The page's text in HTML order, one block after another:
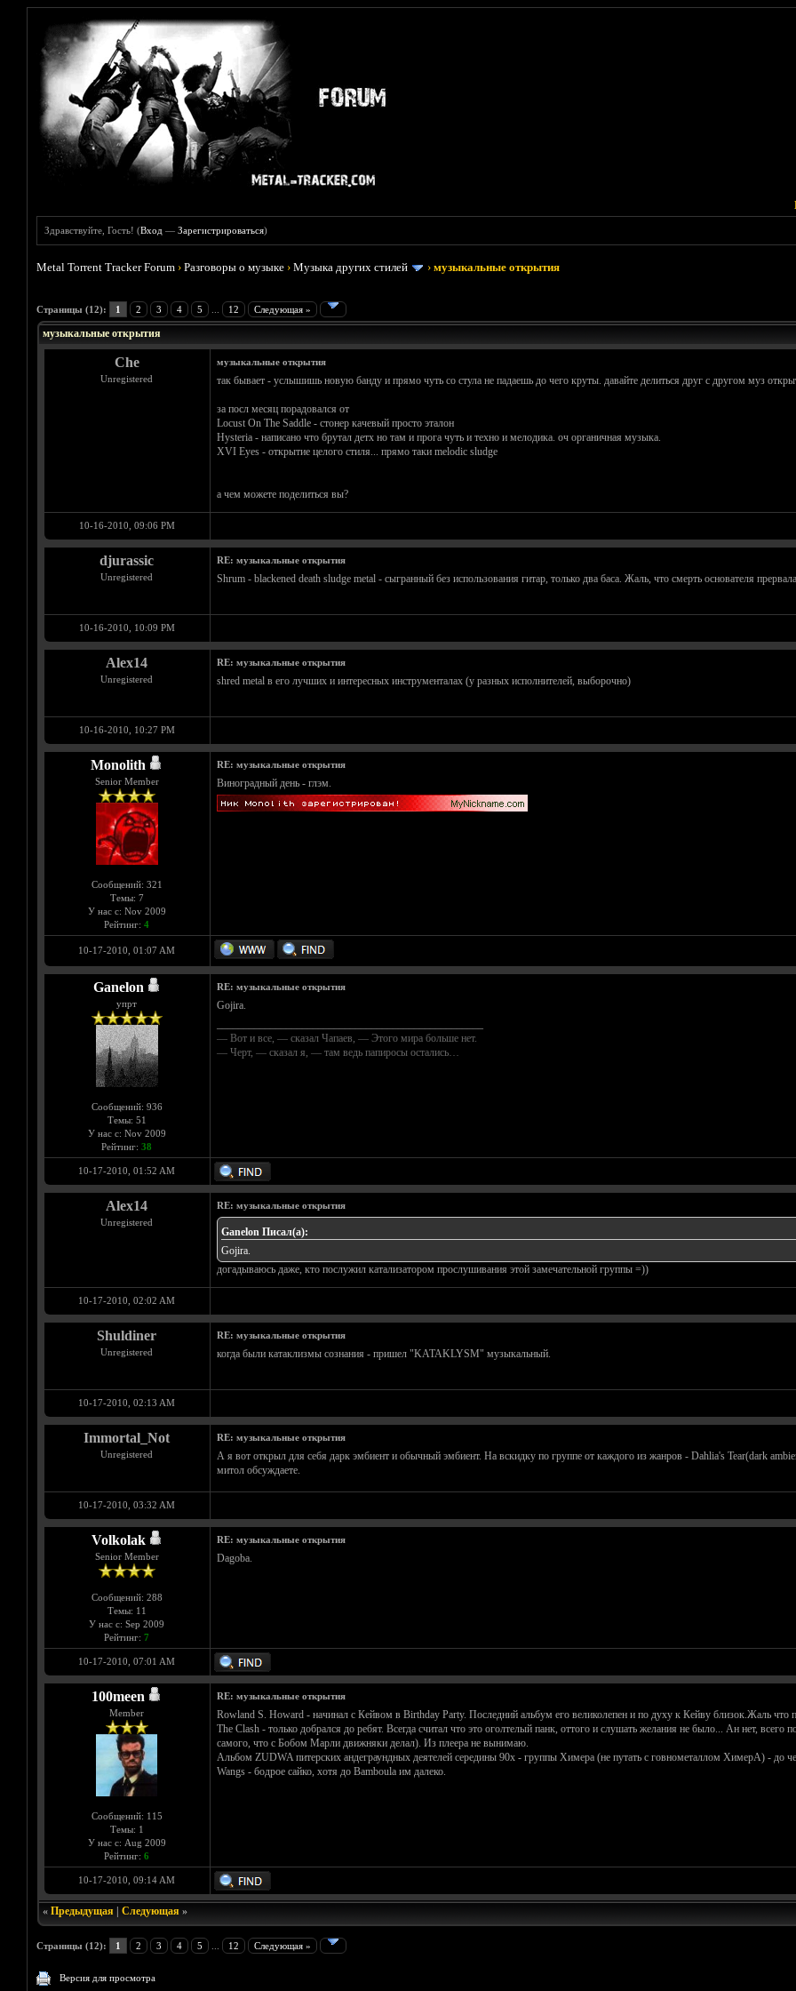
Здравствуйте, Гость! (Вход —Зарегистрироваться)
Metal Torrent Tracker Forum ›Разговоры о музыке ›Музыка других стилей ›музыкальные открытия
Страницы (12): 1 2 3 4 5 12 Следующая »
Голосов: 2 - Средняя оценка: 3
1
2
3
4
5
музыкальные открытия
Che
Unregistered
музыкальные открытия
так бывает - услышишь новую банду и прямо чуть со стула не падаешь до чего круты. давайте делиться друг с другом муз
за посл месяц порадовался от
Locust On The Saddle - стонер качевый просто эталон
Hysteria - написано что брутал детх но там и прога чуть и техно и мелодика. оч органичная музыка.
XVI Eyes - открытие целого стиля... прямо таки melodic sludge
а чем можете поделиться вы?
10-16-2010, 09:06 PM
djurassic
Unregistered
RE: музыкальные открытия
Shrum - blackened death sludge metal - сыгранный без использования гитар, только два баса. Жаль, что смерть основателя
10-16-2010, 10:09 PM
Alex14
Unregistered
RE: музыкальные открытия
shred metal в его лучших и интересных инструменталах (у разных исполнителей, выборочно)
10-16-2010, 10:27 PM
Monolith
Senior Member
Сообщений: 321
Темы: 7
У нас с: Nov 2009
Рейтинг: 4
RE: музыкальные открытия
Виноградный день - глэм.
10-17-2010, 01:07 AM
Ganelon
упрт
Сообщений: 936
Темы: 51
У нас с: Nov 2009
Рейтинг: 38
RE: музыкальные открытия
Gojira.
— Вот и все, — сказал Чапаев, — Этого мира больше нет.
— Черт, — сказал я, — там ведь папиросы остались…
10-17-2010, 01:52 AM
Alex14
Unregistered
RE: музыкальные открытия
Ganelon Писал(а):
Gojira.
догадываюсь даже, кто послужил катализатором прослушивания этой замечательной группы =))
10-17-2010, 02:02 AM
Shuldiner
Unregistered
RE: музыкальные открытия
когда были катаклизмы сознания - пришел "KATAKLYSM" музыкальный.
10-17-2010, 02:13 AM
Immortal_Not
Unregistered
RE: музыкальные открытия
А я вот открыл для себя дарк эмбиент и обычный эмбиент. На вскидку по группе от каждого из жанров - Dahlia's Tear(dark
митол обсуждаете.
10-17-2010, 03:32 AM
Volkolak
Senior Member
Сообщений: 288
Темы: 11
У нас с: Sep 2009
Рейтинг: 7
RE: музыкальные открытия
Dagoba.
10-17-2010, 07:01 AM
100meen
Member
Сообщений: 115
Темы: 1
У нас с: Aug 2009
Рейтинг: 6
RE: музыкальные открытия
Rowland S. Howard - начинал с Кейвом в Birthday Party. Последний альбум его великолепен и по духу к Кейву близок.Жаль что
The Clash - только добрался до ребят. Всегда считал что это оголтелый панк, оттого и слушать желания не было... Ан нет,
самого, что с Бобом Марли движняки делал). Из плеера не вынимаю.
Альбом ZUDWA питерских андеграундных деятелей середины 90х - группы Химера (не путать с говнометаллом ХимерА) - до
Wangs - бодрое сайко, хотя до Bamboula им далеко.
10-17-2010, 09:14 AM
« Предыдущая| Следующая»
Страницы (12): 1 2 3 4 5 12 Следующая »
Версия для просмотра